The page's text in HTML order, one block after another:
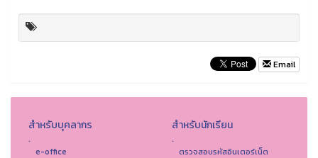
Email
สำหรับบุคลากร
.
e-office
สำหรับนักเรียน
.
ตรวจสอบรหัสอินเตอร์เน็ต